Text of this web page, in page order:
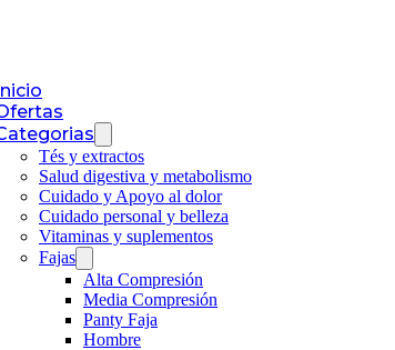
Tés y extractos
Salud digestiva y metabolismo
Cuidado y Apoyo al dolor
Cuidado personal y belleza
Vitaminas y suplementos
Fajas
Alta Compresión
Media Compresión
Panty Faja
Hombre